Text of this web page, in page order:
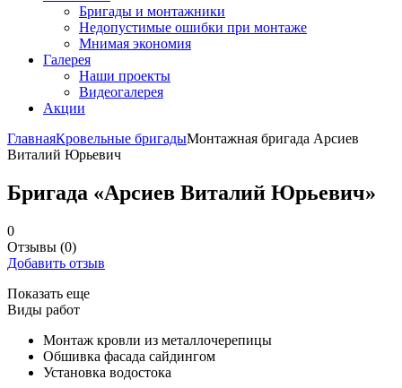
Бригады и монтажники
Недопустимые ошибки при монтаже
Мнимая экономия
Галерея
Наши проекты
Видеогалерея
Акции
ГлавнаяКровельные бригадыМонтажная бригада Арсиев
Виталий Юрьевич
Бригада «Арсиев Виталий Юрьевич»
0
Отзывы (0)
Добавить отзыв
Показать еще
Виды работ
Монтаж кровли из металлочерепицы
Обшивка фасада сайдингом
Установка водостока